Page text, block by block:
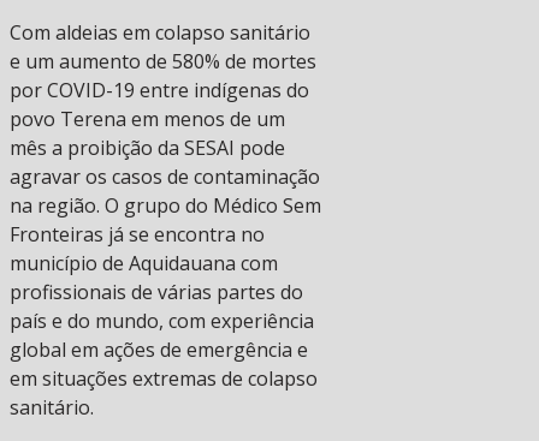
Com aldeias em colapso sanitário
e um aumento de 580% de mortes
por COVID-19 entre indígenas do
povo Terena em menos de um
mês a proibição da SESAI pode
agravar os casos de contaminação
na região. O grupo do Médico Sem
Fronteiras já se encontra no
município de Aquidauana com
profissionais de várias partes do
país e do mundo, com experiência
global em ações de emergência e
em situações extremas de colapso
sanitário.